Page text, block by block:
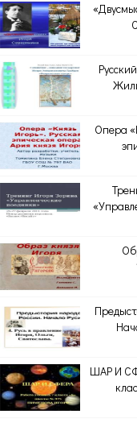
Опера
ШАР И